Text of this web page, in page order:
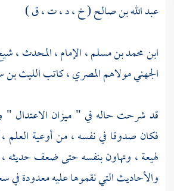
عبد الله بن صالح ( خ ، د ، ت ، ق )
ابن محمد بن مسلم ، الإمام ، المحدث ،
الجهني مولاهم المصري ، كاتبالليث
قد شرحت حاله في " ميزان الاعتدال "
فكان صدوقا في نفسه ، من أوعية العلم
لهيعة، وتهاون بنفسه حتى ضعف حديثه ،
والأحاديث التي نقموها عليه معدودة في